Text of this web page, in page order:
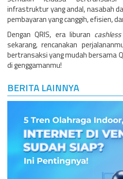
infrastruktur yang andal, nasabah
pembayaran yang canggih, efisien,
Dengan QRIS, era liburan cashless
sekarang, rencanakan
bertransaksi yang mudah bersama
di genggamanmu!
BERITA LAINNYA